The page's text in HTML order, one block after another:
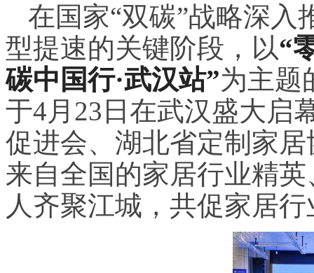
在国家“双碳”战略深入
型提速的关键阶段，以“
碳中国行·武汉站”为主题
于4月23日在武汉盛大启
促进会、湖北省定制家
来自全国的家居行业精
人齐聚江城，共促家居